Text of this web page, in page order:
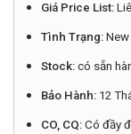
Giá Price List:
Tình Trạng:New
Stock:có sẵn
Bảo Hành: 12
CO, CQ: Có đầy